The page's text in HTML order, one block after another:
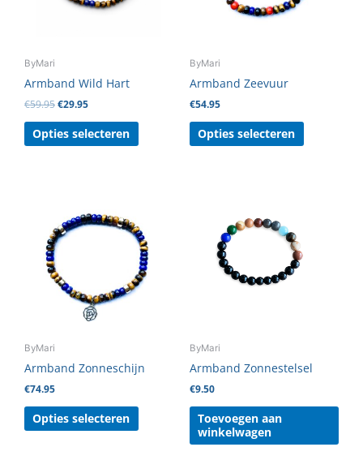
ByMari
Armband Wild Hart
€59.95€29.95
Opties selecteren
productpagina
ByMari
Armband Zeevuur
€54.95
Opties selecteren
ByMari
Armband Zonneschijn
€74.95
Opties selecteren
heeft
meerdere
variaties.
Deze
op
productpagina
ByMari
Armband Zonnestelsel
€9.50
Toevoegen aan
winkelwagen